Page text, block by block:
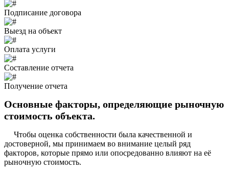
Подписание договора
Выезд на объект
Оплата услуги
Составление отчета
Получение отчета
Основные факторы, определяющие рыночную
стоимость объекта.
Чтобы оценка собственности была качественной и
достоверной, мы принимаем во внимание целый ряд
факторов, которые прямо или опосредованно влияют на её
рыночную стоимость.